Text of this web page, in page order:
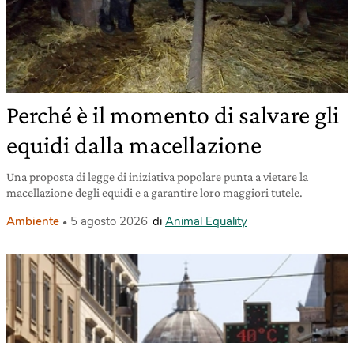
Perché è il momento di salvare gli
equidi dalla macellazione
Una proposta di legge di iniziativa popolare punta a vietare la
macellazione degli equidi e a garantire loro maggiori tutele.
Ambiente 5 agosto 2026 di Animal Equality